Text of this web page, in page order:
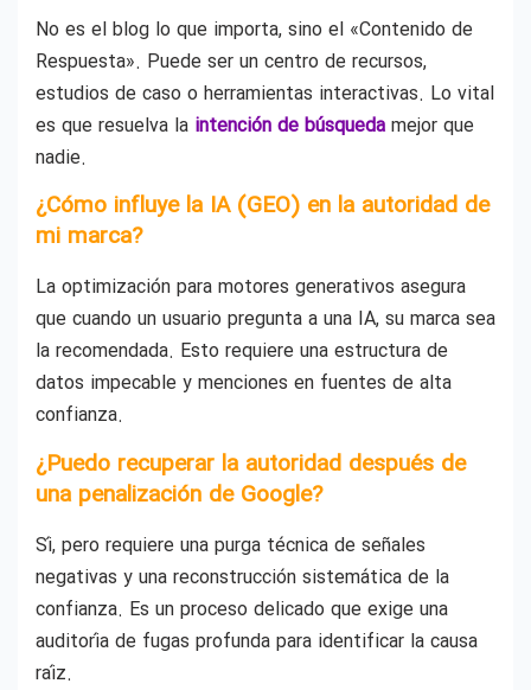
No es el blog lo que importa, sino el «Contenido de
Respuesta». Puede ser un centro de recursos,
estudios de caso o herramientas interactivas. Lo vital
es que resuelva la intención de búsqueda mejor que
nadie.
¿Cómo influye la IA (GEO) en la autoridad de
mi marca?
La optimización para motores generativos asegura
que cuando un usuario pregunta a una IA, su marca sea
la recomendada. Esto requiere una estructura de
datos impecable y menciones en fuentes de alta
confianza.
¿Puedo recuperar la autoridad después de
una penalización de Google?
Sí, pero requiere una purga técnica de señales
negativas y una reconstrucción sistemática de la
confianza. Es un proceso delicado que exige una
auditoría de fugas profunda para identificar la causa
raíz.